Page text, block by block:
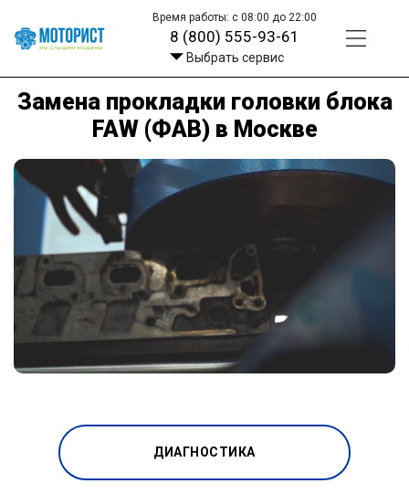
Время работы: с 08:00 до 22:00
8 (800) 555-93-61
Выбрать сервис
Замена прокладки головки блока
FAW (ФАВ) в Москве
ДИАГНОСТИКА